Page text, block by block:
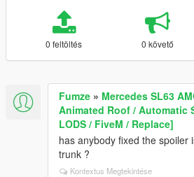
0 feltöltés 0 követő
Fumze » Mercedes SL63
Animated Roof / Automatic
LODS / FiveM / Replace]
has anybody fixed the spoiler
trunk ?
Kontextus Megtekintése